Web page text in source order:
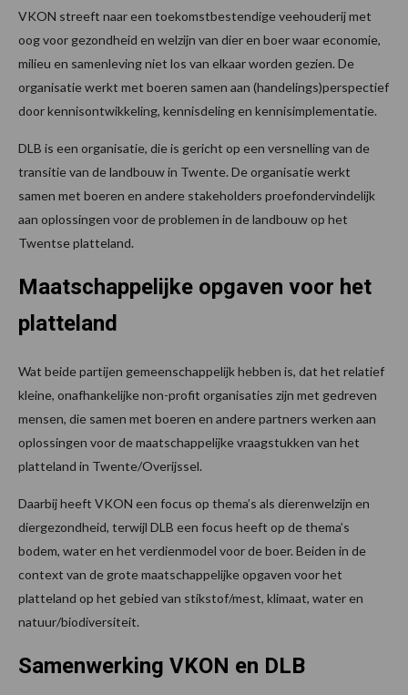
VKON streeft naar een toekomstbestendige veehouderij met
oog voor gezondheid en welzijn van dier en boer waar economie,
milieu en samenleving niet los van elkaar worden gezien. De
organisatie werkt met boeren samen aan (handelings)perspectief
door kennisontwikkeling, kennisdeling en kennisimplementatie.
DLB is een organisatie, die is gericht op een versnelling van de
transitie van de landbouw in Twente. De organisatie werkt
samen met boeren en andere stakeholders proefondervindelijk
aan oplossingen voor de problemen in de landbouw op het
Twentse platteland.
Maatschappelijke opgaven voor het
platteland
Wat beide partijen gemeenschappelijk hebben is, dat het relatief
kleine, onafhankelijke non-profit organisaties zijn met gedreven
mensen, die samen met boeren en andere partners werken aan
oplossingen voor de maatschappelijke vraagstukken van het
platteland in Twente/Overijssel.
Daarbij heeft VKON een focus op thema’s als dierenwelzijn en
diergezondheid, terwijl DLB een focus heeft op de thema’s
bodem, water en het verdienmodel voor de boer. Beiden in de
context van de grote maatschappelijke opgaven voor het
platteland op het gebied van stikstof/mest, klimaat, water en
natuur/biodiversiteit.
Samenwerking VKON en DLB